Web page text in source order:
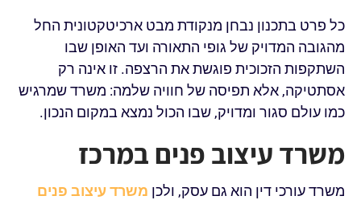
כל פרט בתכנון נבחן מנקודת מבט ארכיטקטונית החל
מהגובה המדויק של גופי התאורה ועד האופן שבו
השתקפות הזכוכית פוגשת את הרצפה. זו אינה רק
אסתטיקה, אלא תפיסה של חוויה שלמה: משרד שמרגיש
כמו עולם סגור ומדויק, שבו הכול נמצא במקום הנכון.
משרד עיצוב פנים במרכז
משרד עורכי דין הוא גם עסק, ולכן משרד עיצוב פנים